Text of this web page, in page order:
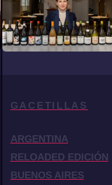
GACETILLAS
ARGENTINA
RELOADED EDICIÓN
BUENOS AIRES